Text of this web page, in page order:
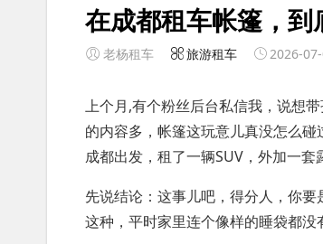
在成都租车帐篷，
老杨租车 旅游租车 2026-
上个月,有个粉丝后台私信我，说想
的内容多，帐篷这玩意儿真没怎么
成都出发，租了一辆SUV，外加一套
先说结论：这事儿吧，得分人，你
这种，平时家里连个像样的睡袋都没